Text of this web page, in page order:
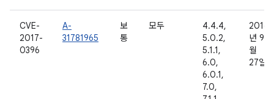
CVE-
2017-
0396
A-
31781965
보
통
모두
4.4.4,
5.0.2,
5.1.1,
6.0,
6.0.1,
7.0,
2016
년 9
월
27일